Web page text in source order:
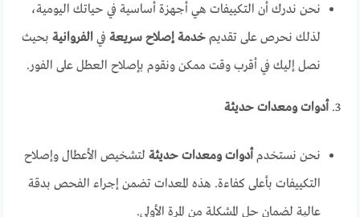
نحن ندرك أن التكييفات هي أجهزة أساسية في حياتك اليومية،
لذلك نحرص على تقديمخدمة إصلاح سريعة فيالفروانية بحيث
نصل إليك في أقرب وقت ممكن ونقوم بإصلاح العطل على الفور.
3. أدوات ومعدات حديثة
نحن نستخدمأدوات ومعدات حديثة لتشخيص الأعطال وإصلاح
التكييفات بأعلى كفاءة. هذه المعدات تضمن إجراء الفحص بدقة
عالية لضمان حل المشكلة من المرة الأولى.